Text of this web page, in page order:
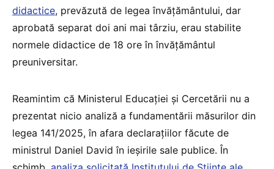
didactice, prevăzută de legea învățământului, dar
aprobată separat doi ani mai târziu, erau stabilite
normele didactice de 18 ore în învățământul
preuniversitar.
Reamintim că Ministerul Educației și Cercetării nu a
prezentat nicio analiză a fundamentării măsurilor din
legea 141/2025, în afara declarațiilor făcute de
ministrul Daniel David în ieșirile sale publice. În